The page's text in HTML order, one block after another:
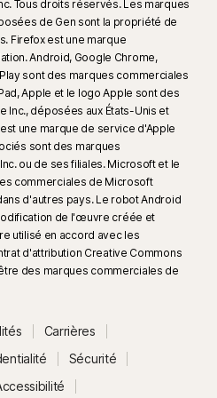
le cyberharcèlement, les
les discours haineux.
automatique fonctionne
sur les plateformes de réseaux
l'analyse manuelle pour les
11 ou une version ultérieure et un
automatique requiert également soit
Qualcomm ou Intel de 8 cœurs
avec au minimum un processeur de
RAM. Sur les PC non IA avec au
et 8 Go de RAM, seule l'analyse
d'informations, consultez
dans l'assistant IA Norton Genie est
et seules les vidéos YouTube
Tous droits réservés. Les marques
de Gen sont la propriété de
Firefox est une marque
Android, Google Chrome,
sont des marques commerciales
Apple et le logo Apple sont des
Inc., déposées aux États-Unis et
une marque de service d'Apple
sont des marques
ou de ses filiales. Microsoft et le
commerciales de Microsoft
d'autres pays. Le robot Android
de l'œuvre créée et
utilisé en accord avec les
d'attribution Creative Commons
des marques commerciales de
Carrières
Sécurité